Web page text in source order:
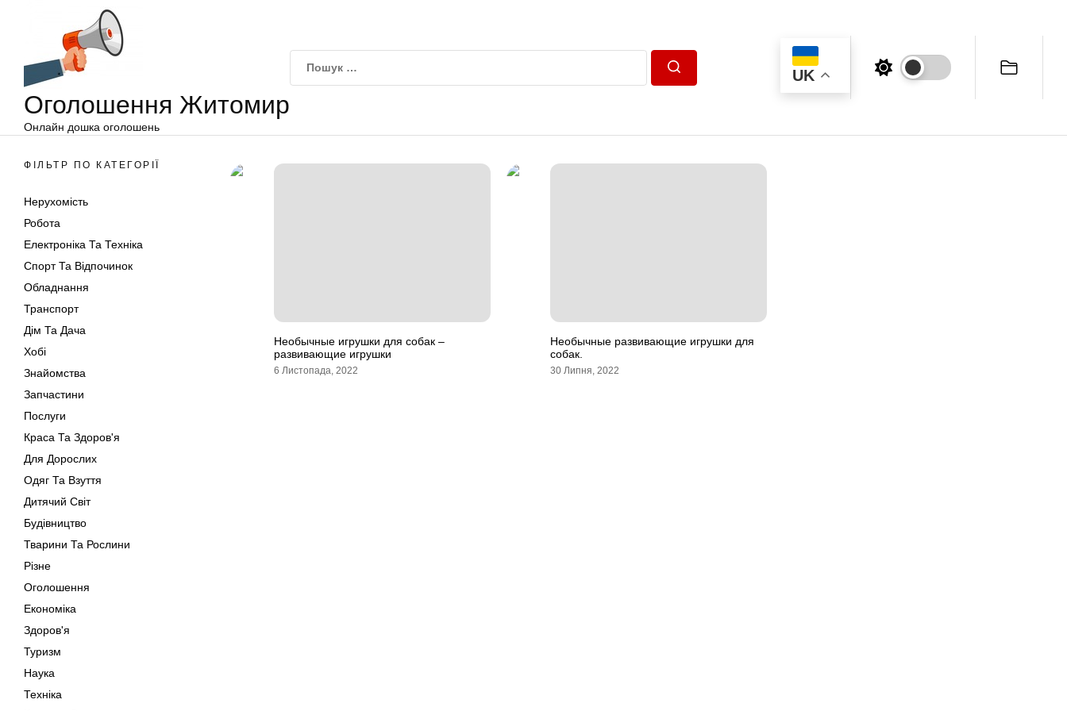
Оголошення Житомир
Онлайн дошка оголошень
UK
ФІЛЬТР ПО КАТЕГОРІЇ
Нерухомість
Робота
Електроніка Та Техніка
Спорт Та Відпочинок
Обладнання
Транспорт
Дім Та Дача
Хобі
Знайомства
Запчастини
Послуги
Краса Та Здоров'я
Для Дорослих
Одяг Та Взуття
Дитячий Світ
Будівництво
Тварини Та Рослини
Різне
Оголошення
Економіка
Здоров'я
Туризм
Наука
Техніка
Необычные игрушки для собак –
развивающие игрушки
6 Листопада, 2022
Необычные развивающие игрушки для
собак.
30 Липня, 2022